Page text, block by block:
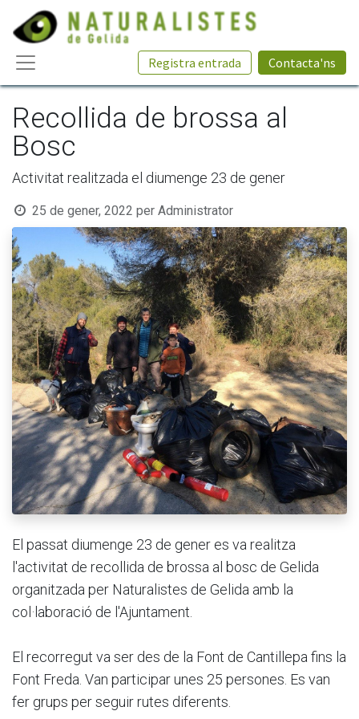
Registra entrada Contacta'ns
Recollida de brossa al
Bosc
Activitat realitzada el diumenge 23 de gener
25 de gener, 2022 per Administrator
El passat diumenge 23 de gener es va realitza
l'activitat de recollida de brossa al bosc de Gelida
organitzada per Naturalistes de Gelida amb la
col·laboració de l'Ajuntament.
El recorregut va ser des de la Font de Cantillepa fins la
Font Freda. Van participar unes 25 persones. Es van
fer grups per seguir rutes diferents.